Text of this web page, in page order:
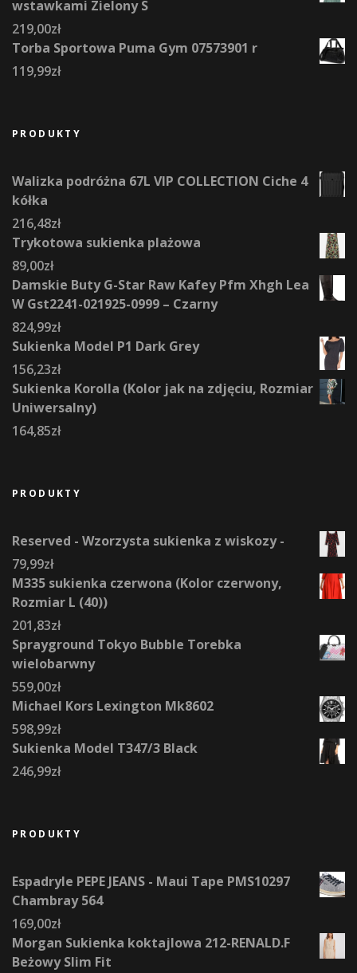
wstawkami Zielony S
219,00zł
Torba Sportowa Puma Gym 07573901 r
119,99zł
PRODUKTY
Walizka podróżna 67L VIP COLLECTION Ciche 4
kółka
216,48zł
Trykotowa sukienka plażowa
89,00zł
Damskie Buty G-Star Raw Kafey Pfm Xhgh Lea
W Gst2241-021925-0999 – Czarny
824,99zł
Sukienka Model P1 Dark Grey
156,23zł
Sukienka Korolla (Kolor jak na zdjęciu, Rozmiar
Uniwersalny)
164,85zł
PRODUKTY
Reserved - Wzorzysta sukienka z wiskozy -
79,99zł
M335 sukienka czerwona (Kolor czerwony,
Rozmiar L (40))
201,83zł
Sprayground Tokyo Bubble Torebka
wielobarwny
559,00zł
Michael Kors Lexington Mk8602
598,99zł
Sukienka Model T347/3 Black
246,99zł
PRODUKTY
Espadryle PEPE JEANS - Maui Tape PMS10297
Chambray 564
169,00zł
Morgan Sukienka koktajlowa 212-RENALD.F
Beżowy Slim Fit